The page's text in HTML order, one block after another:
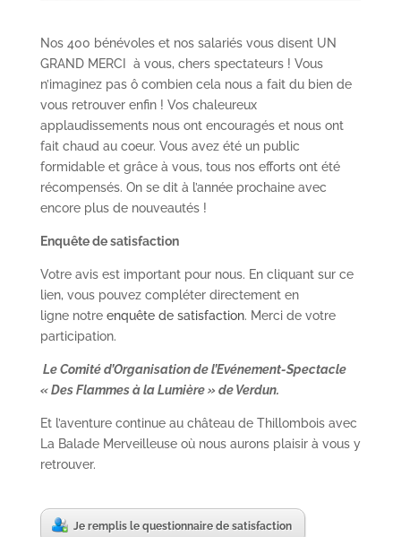
Nos 400 bénévoles et nos salariés vous disent UN
GRAND MERCI à vous, chers spectateurs ! Vous
n’imaginez pas ô combien cela nous a fait du bien de
vous retrouver enfin ! Vos chaleureux
applaudissements nous ont encouragés et nous ont
fait chaud au coeur. Vous avez été un public
formidable et grâce à vous, tous nos efforts ont été
récompensés. On se dit à l’année prochaine avec
encore plus de nouveautés !
Enquête de satisfaction
Votre avis est important pour nous. En cliquant sur ce
lien, vous pouvez compléter directement en
ligne notre enquête de satisfaction. Merci de votre
participation.
Le Comité d’Organisation de l’Evénement-Spectacle
« Des Flammes à la Lumière » de Verdun.
Et l’aventure continue au château de Thillombois avec
La Balade Merveilleuse où nous aurons plaisir à vous y
retrouver.
Je remplis le questionnaire de satisfaction